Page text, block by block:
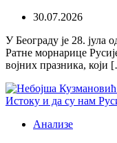
30.07.2026
У Београду је 28. јула
Ратне морнарице
војних празника, који
Анализе